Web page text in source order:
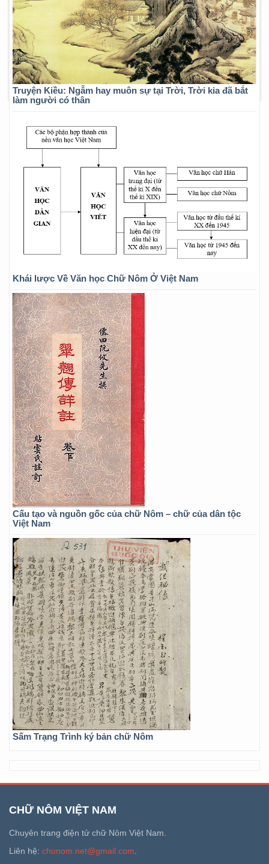
Truyện Kiều: Ngẫm hay muôn sự tại Trời, Trời kia đã bắt
làm người có thân
Khái lược Về Văn học Chữ Nôm Ở Việt Nam
Cấu tạo và nguồn gốc của chữ Nôm – chữ của dân tộc
Việt Nam
Sấm Trạng Trình ký bản chữ Nôm
CHỮ NÔM VIỆT NAM
Chuyên trang điện tử chữ Nôm Việt Nam.
Liên hệ: chunom.net@gmail.com